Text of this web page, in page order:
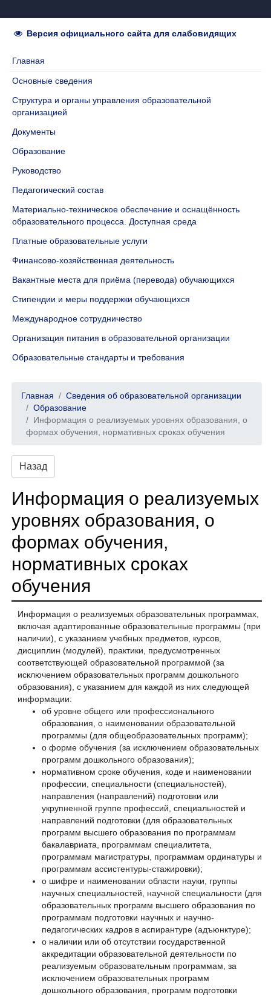
Версия официального сайта для слабовидящих
Главная
Основные сведения
Структура и органы управления образовательной
организацией
Документы
Образование
Руководство
Педагогический состав
Материально-техническое обеспечение и оснащённость
образовательного процесса. Доступная среда
Платные образовательные услуги
Финансово-хозяйственная деятельность
Вакантные места для приёма (перевода) обучающихся
Стипендии и меры поддержки обучающихся
Международное сотрудничество
Организация питания в образовательной организации
Образовательные стандарты и требования
Главная
Сведения об образовательной организации
Образование
Информация о реализуемых уровнях образования, о
формах обучения, нормативных сроках обучения
Назад
Информация о реализуемых
уровнях образования, о
формах обучения,
нормативных сроках
обучения
Информация о реализуемых образовательных программах,
включая адаптированные образовательные программы (при
наличии), с указанием учебных предметов, курсов,
дисциплин (модулей), практики, предусмотренных
соответствующей образовательной программой (за
исключением образовательных программ дошкольного
образования), с указанием для каждой из них следующей
информации:
об уровне общего или профессионального
образования, о наименовании образовательной
программы (для общеобразовательных программ);
о форме обучения (за исключением образовательных
программ дошкольного образования);
нормативном сроке обучения, коде и наименовании
профессии, специальности (специальностей),
направления (направлений) подготовки или
укрупненной группе профессий, специальностей и
направлений подготовки (для образовательных
программ высшего образования по программам
бакалавриата, программам специалитета,
программам магистратуры, программам ординатуры и
программам ассистентуры-стажировки);
о шифре и наименовании области науки, группы
научных специальностей, научной специальности (для
образовательных программ высшего образования по
программам подготовки научных и научно-
педагогических кадров в аспирантуре (адъюнктуре);
о наличии или об отсутствии государственной
аккредитации образовательной деятельности по
реализуемым образовательным программам, за
исключением образовательных программ
дошкольного образования, программ подготовки